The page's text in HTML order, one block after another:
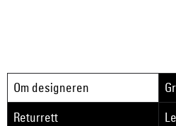
Om designeren
Returrett